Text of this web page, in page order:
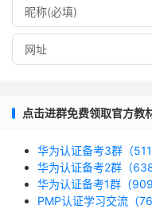
点击进群免费领取官方教
华为认证备考3群（
华为认证备考2群（
华为认证备考1群（
PMP认证学习交流（